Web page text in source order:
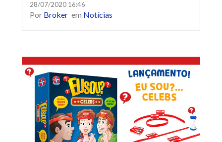
28/07/2020 16:46
Por Broker em Notícias